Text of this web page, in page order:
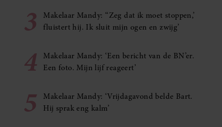
3
Makelaar Mandy: ‘‘Zeg dat ik moet stoppen,’
fluistert hij. Ik sluit mijn ogen en zwijg’
4
Makelaar Mandy: ‘Een bericht van de BN’er.
Een foto. Mijn lijf reageert’
5
Makelaar Mandy: ‘Vrijdagavond belde Bart.
Hij sprak eng kalm’